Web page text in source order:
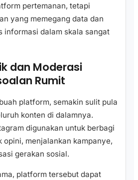
pertemanan, tetapi
yang memegang data dan
informasi dalam skala sangat
dan Moderasi
Rumit
platform, semakin sulit pula
konten di dalamnya.
digunakan untuk berbagi
opini, menjalankan kampanye,
gerakan sosial.
platform tersebut dapat